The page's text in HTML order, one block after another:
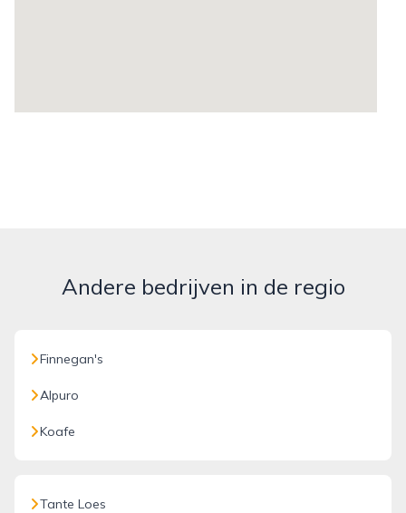
Andere bedrijven in de regio
Finnegan's
Alpuro
Koafe
Tante Loes